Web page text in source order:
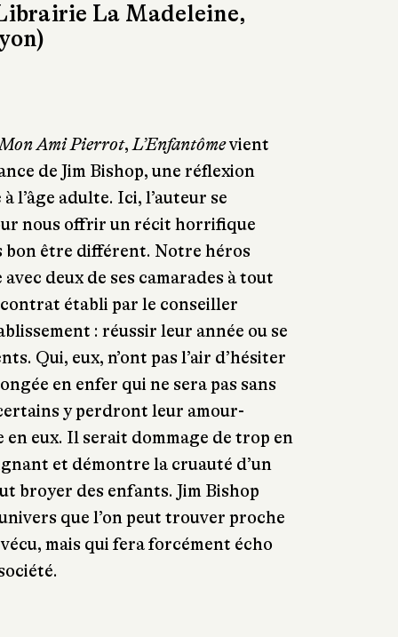
La Madeleine,
Ami Pierrot,L’Enfantômevient
de Jim Bishop, une réflexion
l’âge adulte. Ici, l’auteur se
nous offrir un récit horrifique
bon être différent. Notre héros
deux de ses camarades à tout
établi par le conseiller
: réussir leur année ou se
Qui, eux, n’ont pas l’air d’hésiter
en enfer qui ne sera pas sans
y perdront leur amour-
eux. Il serait dommage de trop en
et démontre la cruauté d’un
broyer des enfants. Jim Bishop
que l’on peut trouver proche
mais qui fera forcément écho